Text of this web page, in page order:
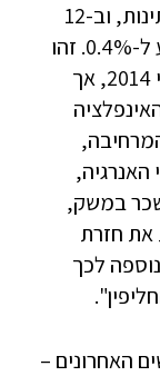
הקצב השנתי של האינפלציה עולה במתינות, וב-12
החודשים שהסתיימו בפברואר הוא הגיע ל-0.4%. זהו
שיעור האינפלציה הגבוה ביותר מאז יולי 2014, אך
במשק,
חזרת
לכך
האחרונים –